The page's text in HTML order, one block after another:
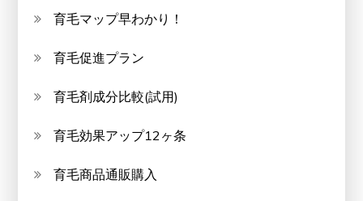
育毛マップ早わかり！
育毛促進プラン
育毛剤成分比較(試用)
育毛効果アップ12ヶ条
育毛商品通販購入